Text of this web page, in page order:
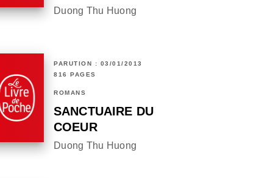
Duong Thu Huong
PARUTION : 03/01/2013
816 PAGES
ROMANS
SANCTUAIRE DU
COEUR
Duong Thu Huong